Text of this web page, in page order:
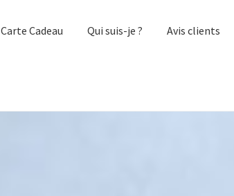
Carte Cadeau Qui suis-je ? Avis clients